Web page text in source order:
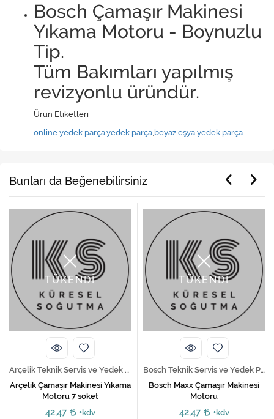
Bosch Çamaşır Makinesi
Yıkama Motoru - Boynuzlu
Tip.
Tüm Bakımları yapılmış
revizyonlu üründür.
Ürün Etiketleri
online yedek parça,yedek parça, beyaz eşya yedek parça
Bunları da Beğenebilirsiniz
TÜKENDİ
Arçelik Teknik Servis ve Yedek Parça Hizmetleri
Arçelik Çamaşır Makinesi Yıkama
Motoru 7 soket
42,47 +kdv
TÜKENDİ
Bosch Teknik Servis ve Yedek Parça Hizmetleri
Bosch Maxx Çamaşır Makinesi
Motoru
42,47 +kdv